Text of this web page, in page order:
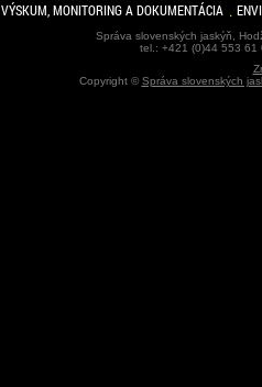
VÝSKUM, MONITORING A DOKUMENTÁCIA
Správa slovenských jaskýň,
tel.: +421 (0)44 553
Copyright ©Správa slovenských